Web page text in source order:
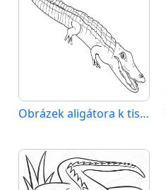
Obrázek aligátora k tisku